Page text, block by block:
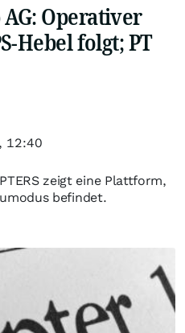
AG: Operativer
Hebel folgt; PT
zeigt eine Plattform,
befindet.
12:40